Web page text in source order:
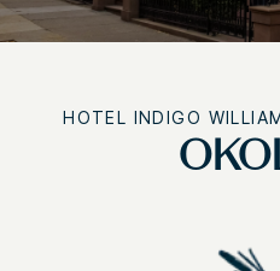
HOTEL INDIGO